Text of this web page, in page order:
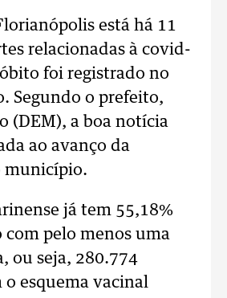
está há 11
relacionadas à covid-
foi registrado no
Segundo o prefeito,
(DEM), a boa notícia
ao avanço da
município.
já tem 55,18%
com pelo menos uma
ou seja, 280.774
o esquema vacinal